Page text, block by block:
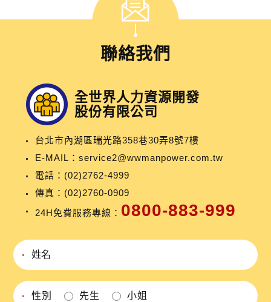
聯絡我們
全世界人力資源開發
股份有限公司
台北市內湖區瑞光路358巷30弄8號7樓
E-MAIL： service2@wwmanpower.com.tw
電話： (02)2762-4999
傳真：(02)2760-0909
24H免費服務專線： 0800-883-999
性別 先生 小姐